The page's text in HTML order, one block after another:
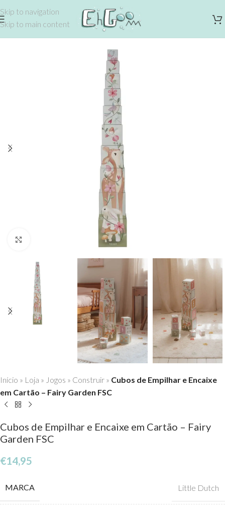
Skip to navigation
Skip to main content
Início » Loja » Jogos » Construir » Cubos de Empilhar e Encaixe
em Cartão – Fairy Garden FSC
Cubos de Empilhar e Encaixe em Cartão – Fairy
Garden FSC
€14,95
MARCA Little Dutch